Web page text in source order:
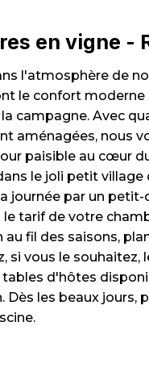
en vigne -
l'atmosphère de
le confort moderne
campagne. Avec
aménagées, nous
paisible au cœur
le joli petit village
journée par un
le tarif de votre
au fil des saisons,
si vous le souhaitez,
d'hôtes
Dès les beaux jours,